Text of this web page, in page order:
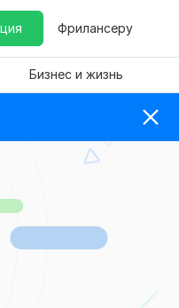
Фрилансеру
Бизнес и жизнь